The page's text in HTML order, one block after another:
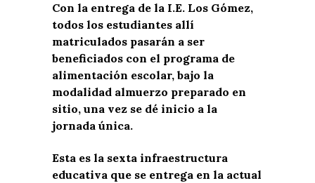
Con la entrega de la I.E. Los Gómez,
todos los estudiantes allí
matriculados pasarán a ser
beneficiados con el programa de
alimentación escolar, bajo la
modalidad almuerzo preparado en
sitio, una vez se dé inicio a la
jornada única.
Esta es la sexta infraestructura
educativa que se entrega en la actual